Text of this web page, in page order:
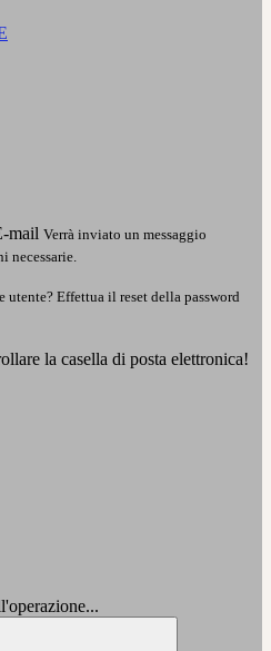
mail Verrà inviato un messaggio
necessarie.
utente? Effettua il reset della password
la casella di posta elettronica!